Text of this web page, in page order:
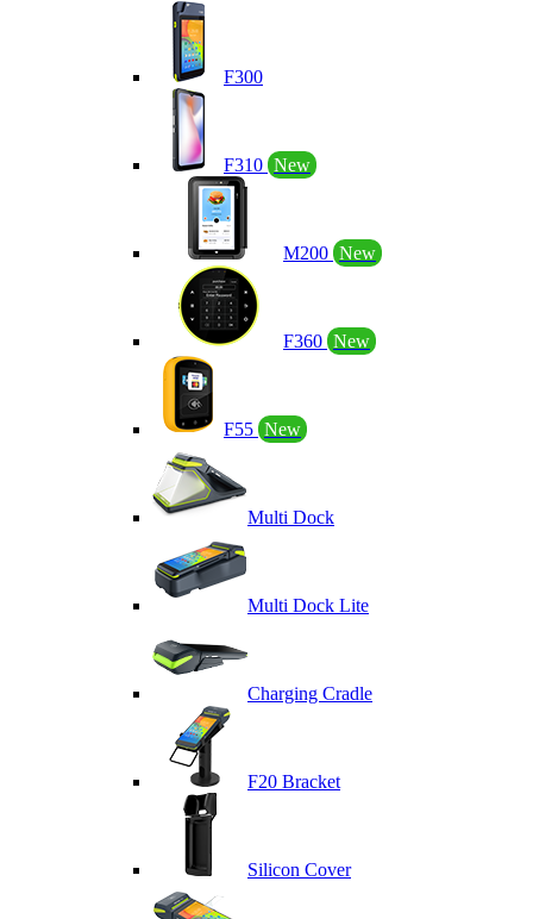
F300
F310 New
M200 New
F360 New
F55 New
Multi Dock
Multi Dock Lite
Charging Cradle
F20 Bracket
Silicon Cover